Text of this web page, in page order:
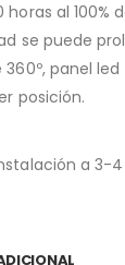
horas al 100%
se puede
panel led
posición.
a 3-